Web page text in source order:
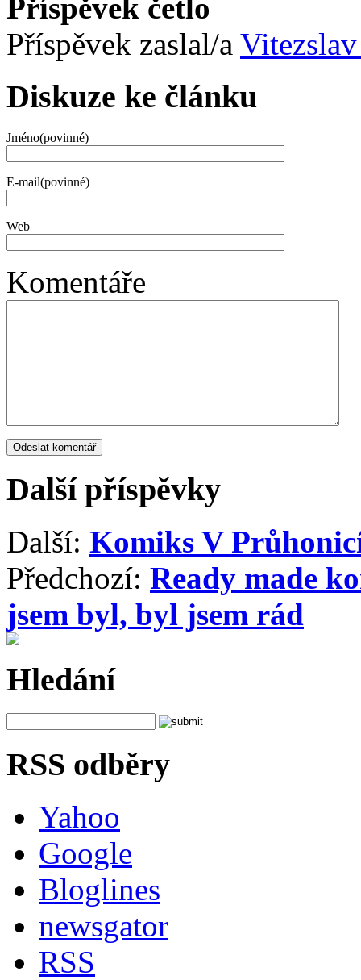
Příspěvek četlo
Příspěvek zaslal/a
Diskuze ke článku
Jméno(povinné)
E-mail(povinné)
Web
Komentáře
Další příspěvky
Další: Komiks V
Předchozí: Ready made
jsem byl, byl jsem rád
Hledání
RSS odběry
Yahoo
Google
Bloglines
newsgator
RSS